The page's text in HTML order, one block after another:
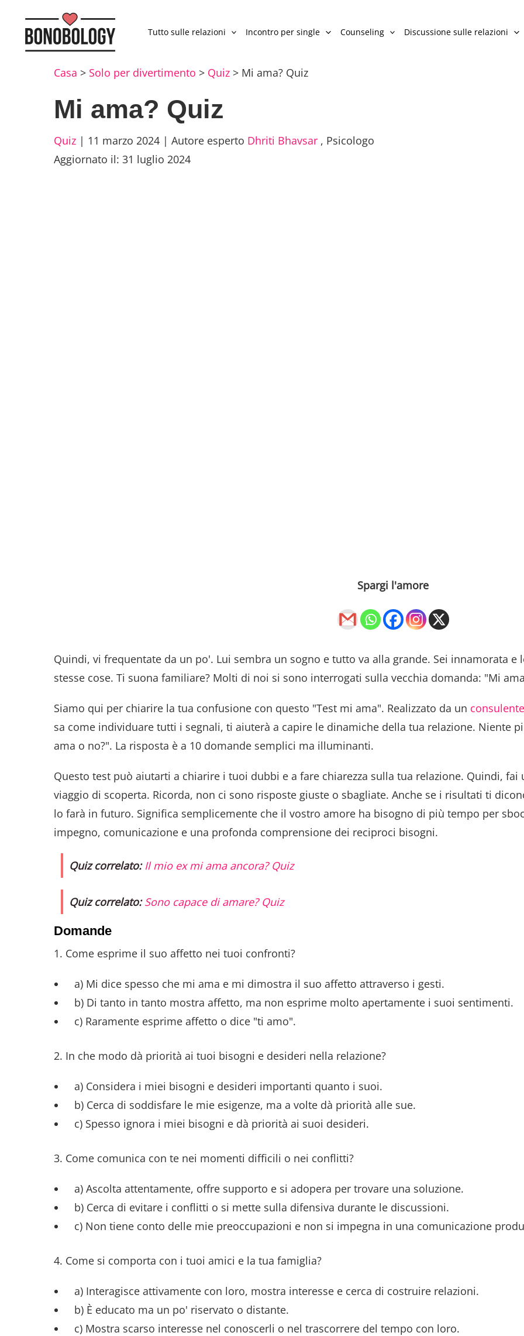
Tutto sulle relazioni Incontro per single Counseling Discussione sulle relazioni
Casa > Solo per divertimento > Quiz > Mi ama? Quiz
Mi ama? Quiz
Quiz | 11 marzo 2024 | Autore esperto Dhriti Bhavsar , Psicologo
Aggiornato il: 31 luglio 2024
Spargi l'amore
Quindi, vi frequentate da un po'. Lui sembra un sogno e tutto va alla grande. Sei innamorata
stesse cose. Ti suona familiare? Molti di noi si sono interrogati sulla vecchia domanda: "Mi
Siamo qui per chiarire la tua confusione con questo "Test mi ama". Realizzato da un
sa come individuare tutti i segnali, ti aiuterà a capire le dinamiche della tua relazione. Niente
ama o no?". La risposta è a 10 domande semplici ma illuminanti.
Questo test può aiutarti a chiarire i tuoi dubbi e a fare chiarezza sulla tua relazione. Quindi,
viaggio di scoperta. Ricorda, non ci sono risposte giuste o sbagliate. Anche se i risultati ti
lo farà in futuro. Significa semplicemente che il vostro amore ha bisogno di più tempo per
impegno, comunicazione e una profonda comprensione dei reciproci bisogni.
Quiz correlato: Il mio ex mi ama ancora? Quiz
Quiz correlato: Sono capace di amare? Quiz
Domande
1. Come esprime il suo affetto nei tuoi confronti?
a) Mi dice spesso che mi ama e mi dimostra il suo affetto attraverso i gesti.
b) Di tanto in tanto mostra affetto, ma non esprime molto apertamente i suoi sentimenti.
c) Raramente esprime affetto o dice "ti amo".
2. In che modo dà priorità ai tuoi bisogni e desideri nella relazione?
a) Considera i miei bisogni e desideri importanti quanto i suoi.
b) Cerca di soddisfare le mie esigenze, ma a volte dà priorità alle sue.
c) Spesso ignora i miei bisogni e dà priorità ai suoi desideri.
3. Come comunica con te nei momenti difficili o nei conflitti?
a) Ascolta attentamente, offre supporto e si adopera per trovare una soluzione.
b) Cerca di evitare i conflitti o si mette sulla difensiva durante le discussioni.
c) Non tiene conto delle mie preoccupazioni e non si impegna in una comunicazione
4. Come si comporta con i tuoi amici e la tua famiglia?
a) Interagisce attivamente con loro, mostra interesse e cerca di costruire relazioni.
b) È educato ma un po' riservato o distante.
c) Mostra scarso interesse nel conoscerli o nel trascorrere del tempo con loro.